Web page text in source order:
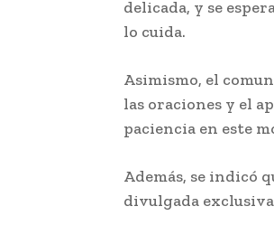
delicada, y se
lo cuida.
Asimismo, el
las oraciones y el
paciencia en este
Además, se indicó
divulgada